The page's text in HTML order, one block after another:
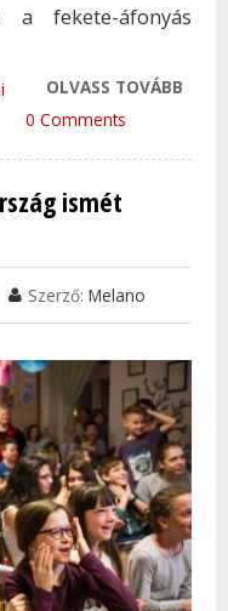
a fekete-áfonyás
OLVASS TOVÁBB
0 Comments
ismét
Szerző: Melano